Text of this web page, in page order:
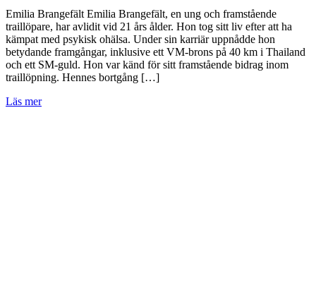
Emilia Brangefält Emilia Brangefält, en ung och framstående
traillöpare, har avlidit vid 21 års ålder. Hon tog sitt liv efter att ha
kämpat med psykisk ohälsa. Under sin karriär uppnådde hon
betydande framgångar, inklusive ett VM-brons på 40 km i Thailand
och ett SM-guld. Hon var känd för sitt framstående bidrag inom
traillöpning. Hennes bortgång […]
Läs mer